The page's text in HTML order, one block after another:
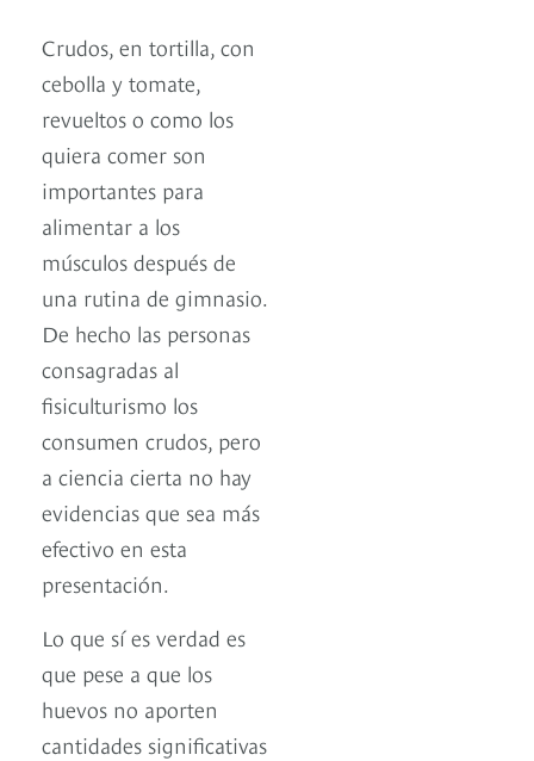
Crudos, en tortilla, con
cebolla y tomate,
revueltos o como los
quiera comer son
importantes para
alimentar a los
músculos después de
una rutina de gimnasio.
De hecho las personas
consagradas al
fisiculturismo los
consumen crudos, pero
a ciencia cierta no hay
evidencias que sea más
efectivo en esta
presentación.
Lo que sí es verdad es
que pese a que los
huevos no aporten
cantidades significativas